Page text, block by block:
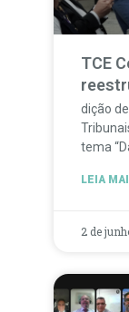
TCE
dição
tema
LEIA
2 de